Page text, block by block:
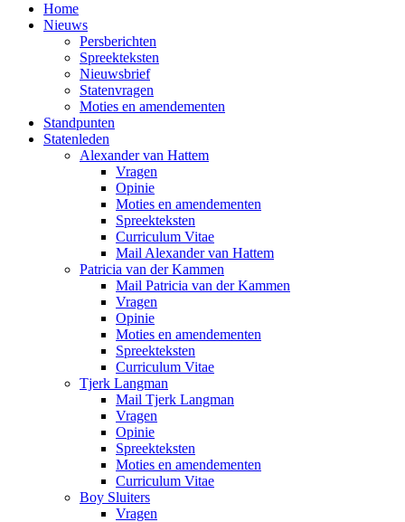
Home
Nieuws
Persberichten
Spreekteksten
Nieuwsbrief
Statenvragen
Moties en amendementen
Standpunten
Statenleden
Alexander van Hattem
Vragen
Opinie
Moties en amendementen
Spreekteksten
Curriculum Vitae
Mail Alexander van Hattem
Patricia van der Kammen
Mail Patricia van der Kammen
Vragen
Opinie
Moties en amendementen
Spreekteksten
Curriculum Vitae
Tjerk Langman
Mail Tjerk Langman
Vragen
Opinie
Spreekteksten
Moties en amendementen
Curriculum Vitae
Boy Sluiters
Vragen